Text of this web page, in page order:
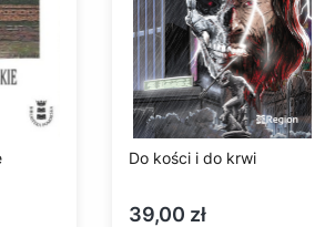
Do kości i do krwi
Cena
39,00 zł